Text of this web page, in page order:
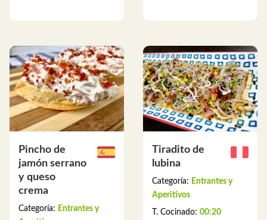
Pincho de
jamón serrano
y queso
crema
Categoría: Entrantes y
Tiradito de
lubina
Categoría: Entrantes y
Aperitivos
T. Cocinado: 00:20